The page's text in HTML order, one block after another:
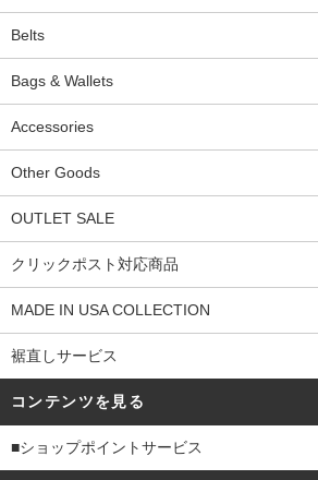
Belts
Bags & Wallets
Accessories
Other Goods
OUTLET SALE
クリックポスト対応商品
MADE IN USA COLLECTION
裾直しサービス
コンテンツを見る
■ショップポイントサービス